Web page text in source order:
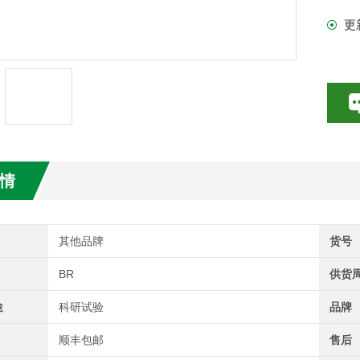
更
其他品牌 货号
BR 供货
科研试验 品牌
顺丰包邮 售后